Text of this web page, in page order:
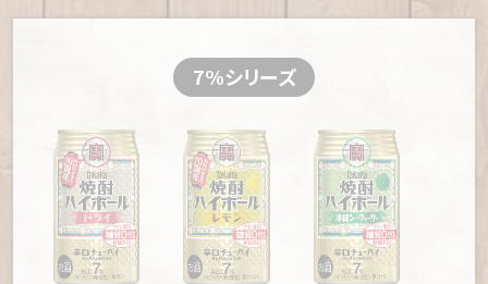
【大阪「岩崎酒店」】店主夫妻の人柄と手作り料理が温
【兵庫「石井商店」】
仕事終わりにここで一杯 “帰り
【赤羽「岡田屋酒店」】地元仲間の笑顔と温もりに会え
る 赤羽の坂の上、“桃源郷”のような角打ち
【兵庫「三好酒店」】震災を乗り越えた笑顔が集う 日
本一の酒どころ灘の角打ち名店
【東京「織田島酒店」】 昭和情緒と世界の音楽が楽しめ
【大井町「野焼」】さつま揚げも焼き鳥も「自家製」！店主
【亀有「炭火焼鳥 金たろう 亀有本店」】紀州の備長炭で
【大塚「大塚 鳥忠」】 不器用な父娘が半世紀もの間、暖
簾を守る理由は「不器用だから」
【馬喰横山「酒喰洲」】目利きの店主が浜で仕入れた鮮
魚を天城産わさびでいただく「本物」の店
【蒲田「鳥万」】
唐揚、ドーン！ 蒲田の名店がぶれずに
る東京人はいません。誤解なきよう。
ハシゴ酒は厳禁です
下町の大衆酒場はゆっくりと食事とともにお酒を楽しむ
ところです。静かなお店に２軒目、３軒目で酔っ払って行
くのは無粋極まります。
実際に「酔っているお客さんはお店に入れない」という
ところも多いですよ。
7%シリーズ